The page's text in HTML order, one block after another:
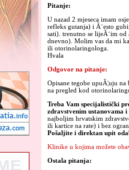
Pitanje:
U nazad 2 mjeseca imam
refleks gutanja) i Ă¨esto
sati). trenutno se lijeĂ¨im od
dnevno). Molim vas da mi
ili otorinolaringologa.
Hvala
Odgovor na pitanje:
Opisane tegobe upuĂ¦uju
na pregled kod
Treba Vam specijalistički
zdravstvenim ustanovama
najboljim hrvatskim
ili kartice na rate) i bez
Pošaljite i direktan upit
Klinike u kojima možete
Ostala pitanja: